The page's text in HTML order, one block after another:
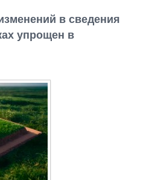
в сведения
упрощен в